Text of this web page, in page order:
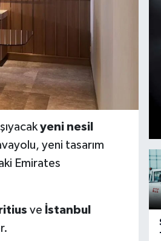
yeni nesil
yeni tasarım
Emirates
ve İstanbul